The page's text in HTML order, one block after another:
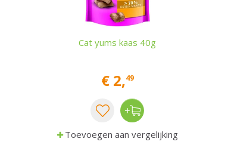
Cat yums kaas 40g
€ 2,49
Toevoegen aan vergelijking